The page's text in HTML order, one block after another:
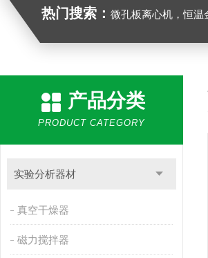
热门搜索： 微孔板离心机，恒温金属浴，多管漩涡混合仪，梅毒旋转仪,红外
产品分类
PRODUCT CATEGORY
实验分析器材
真空干燥器
磁力搅拌器